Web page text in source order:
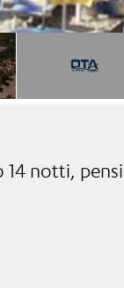
14 notti,